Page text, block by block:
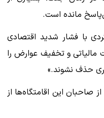
مانده است.
با فشار شدید اقتصادی
مالیاتی و تخفیف عوارض را
حذف نشوند.»
صاحبان این اقامتگاه‌ها از